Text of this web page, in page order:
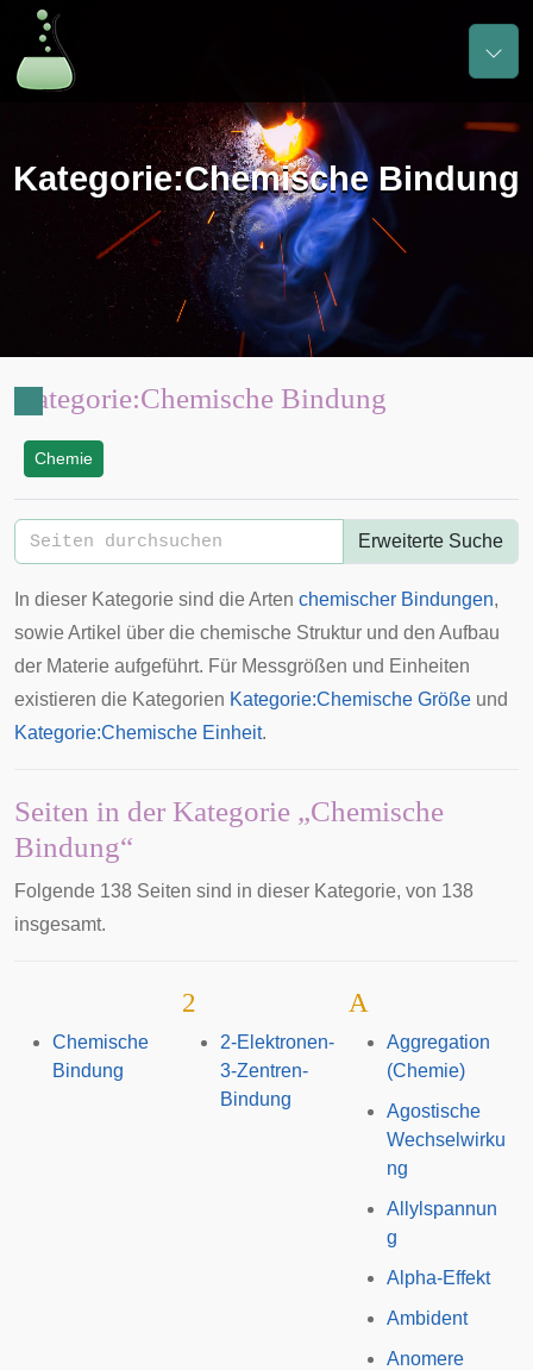
Kategorie:Chemische Bindung
Kategorie:Chemische Bindung
Chemie
Erweiterte Suche
In dieser Kategorie sind die Arten chemischer Bindungen,
sowie Artikel über die chemische Struktur und den Aufbau
der Materie aufgeführt. Für Messgrößen und Einheiten
existieren die Kategorien Kategorie:Chemische Größe und
Kategorie:Chemische Einheit.
Seiten in der Kategorie „Chemische
Bindung“
Folgende 138 Seiten sind in dieser Kategorie, von 138
insgesamt.
Chemische
Bindung
2
2-Elektronen-
3-Zentren-
Bindung
A
Aggregation
(Chemie)
Agostische
Wechselwirku
ng
Allylspannun
g
Alpha-Effekt
Ambident
Anomere